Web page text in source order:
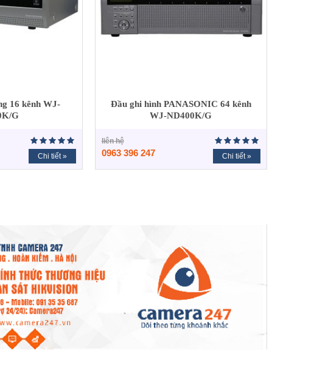
16 kênh WJ-
G
Chi tiết »
Đầu ghi hình PANASONIC 64 kênh
WJ-ND400K/G
liên hệ
0963 396 247 Chi tiết »